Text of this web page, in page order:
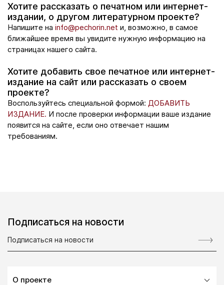
Хотите рассказать о печатном или интернет-
издании, о другом литературном проекте?
Напишите на info@pechorin.net и, возможно, в самое
ближайшее время вы увидите нужную информацию на
страницах нашего сайта.
Хотите добавить свое печатное или интернет-
издание на сайт или рассказать о своем
проекте?
Воспользуйтесь специальной формой: ДОБАВИТЬ
ИЗДАНИЕ. И после проверки информации ваше издание
появится на сайте, если оно отвечает нашим
требованиям.
Подписаться на новости
О проекте